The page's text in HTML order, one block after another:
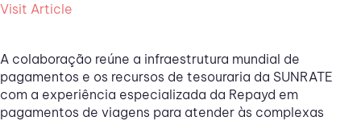
Visit Article
A colaboração reúne a infraestrutura mundial de
pagamentos e os recursos de tesouraria da SUNRATE
com a experiência especializada da Repayd em
pagamentos de viagens para atender às complexas